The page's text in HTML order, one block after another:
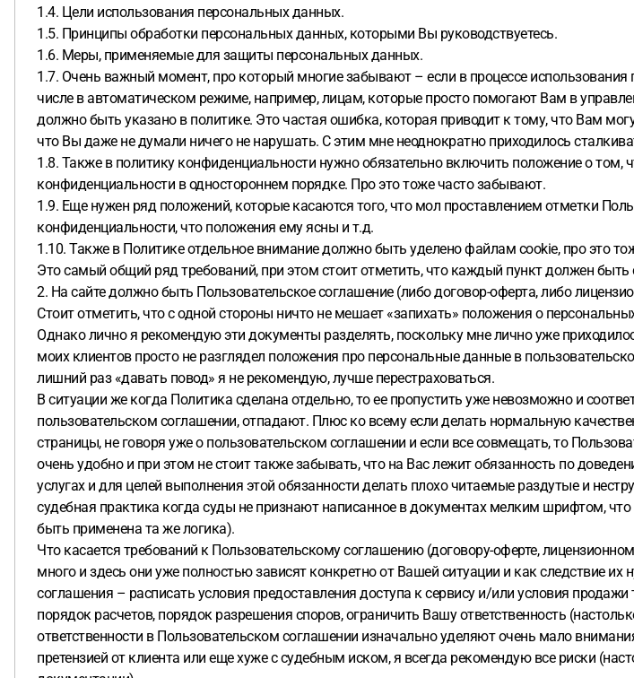
1.4. Цели использования персональных данных.
1.5. Принципы обработки персональных данных, которыми Вы руководствуетесь.
1.6. Меры, применяемые для защиты персональных данных.
1.7. Очень важный момент, про который многие забывают – если в процессе
числе в автоматическом режиме, например, лицам, которые просто помогают Вам в
должно быть указано в политике. Это частая ошибка, которая приводит к тому, что Вам
что Вы даже не думали ничего не нарушать. С этим мне неоднократно приходилось
1.8. Также в политику конфиденциальности нужно обязательно включить положение о
конфиденциальности в одностороннем порядке. Про это тоже часто забывают.
1.9. Еще нужен ряд положений, которые касаются того, что мол проставлением отметки
конфиденциальности, что положения ему ясны и т.д.
1.10. Также в Политике отдельное внимание должно быть уделено файлам cookie, про это
Это самый общий ряд требований, при этом стоит отметить, что каждый пункт должен
2. На сайте должно быть Пользовательское соглашение (либо договор-оферта, либо
Стоит отметить, что с одной стороны ничто не мешает «запихать» положения о
Однако лично я рекомендую эти документы разделять, поскольку мне лично уже
моих клиентов просто не разглядел положения про персональные данные в
лишний раз «давать повод» я не рекомендую, лучше перестраховаться.
В ситуации же когда Политика сделана отдельно, то ее пропустить уже невозможно и
пользовательском соглашении, отпадают. Плюс ко всему если делать нормальную
страницы, не говоря уже о пользовательском соглашении и если все совмещать, то
очень удобно и при этом не стоит также забывать, что на Вас лежит обязанность по
услугах и для целей выполнения этой обязанности делать плохо читаемые раздутые и
судебная практика когда суды не признают написанное в документах мелким шрифтом,
быть применена та же логика).
Что касается требований к Пользовательскому соглашению (договору-оферте,
много и здесь они уже полностью зависят конкретно от Вашей ситуации и как следствие
соглашения – расписать условия предоставления доступа к сервису и/или условия
порядок расчетов, порядок разрешения споров, ограничить Вашу ответственность
ответственности в Пользовательском соглашении изначально уделяют очень мало
претензией от клиента или еще хуже с судебным иском, я всегда рекомендую все риски